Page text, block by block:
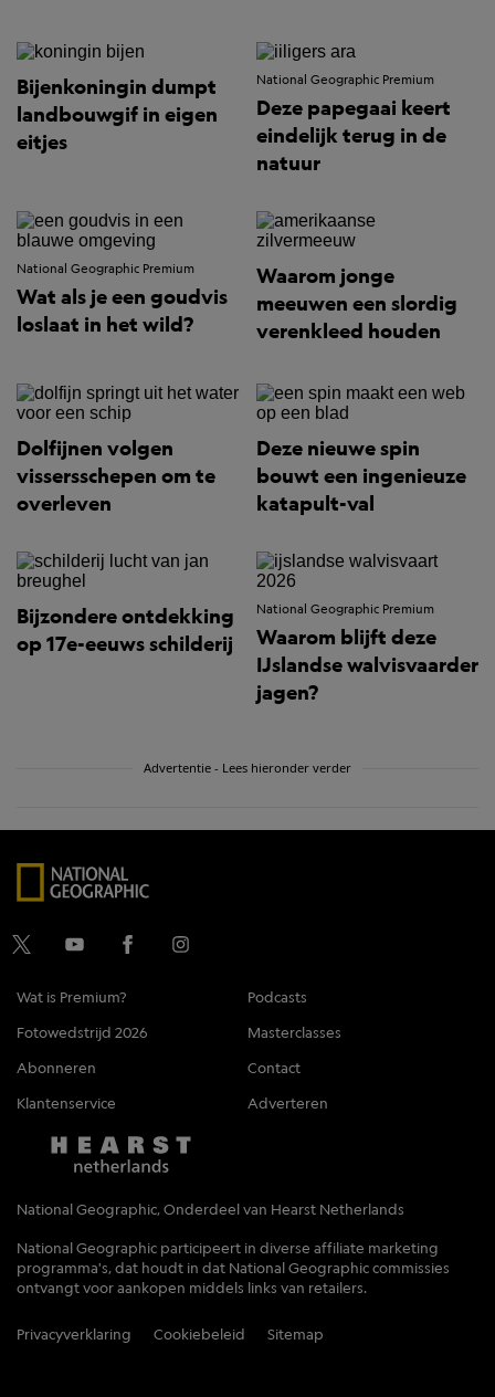
Bijenkoningin dumpt
landbouwgif in eigen
eitjes
National Geographic Premium
Deze papegaai keert
eindelijk terug in de
natuur
National Geographic Premium
Wat als je een goudvis
loslaat in het wild?
Waarom jonge
meeuwen een slordig
verenkleed houden
Dolfijnen volgen
vissersschepen om te
overleven
Deze nieuwe spin
bouwt een ingenieuze
katapult-val
Bijzondere ontdekking
op 17e-eeuws schilderij
National Geographic Premium
Waarom blijft deze
IJslandse walvisvaarder
jagen?
Advertentie - Lees hieronder verder
Wat is Premium?
Podcasts
Fotowedstrijd 2026
Masterclasses
Abonneren
Contact
Klantenservice
Adverteren
National Geographic, Onderdeel van Hearst Netherlands
National Geographic participeert in diverse affiliate marketing
programma's, dat houdt in dat National Geographic commissies
ontvangt voor aankopen middels links van retailers.
Privacyverklaring Cookiebeleid Sitemap